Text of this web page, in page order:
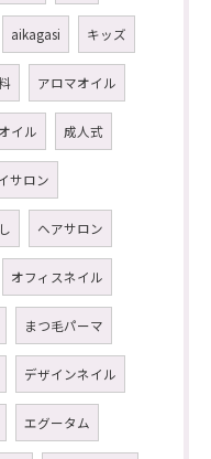
aikagasi キッズ
アロマオイル
イル 成人式
サロン
ヘアサロン
オフィスネイル
まつ毛パーマ
デザインネイル
エグータム